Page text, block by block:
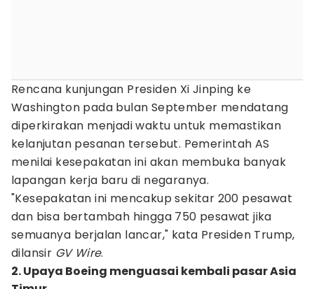
Rencana kunjungan Presiden Xi Jinping ke
Washington pada bulan September mendatang
diperkirakan menjadi waktu untuk memastikan
kelanjutan pesanan tersebut. Pemerintah AS
menilai kesepakatan ini akan membuka banyak
lapangan kerja baru di negaranya.
"Kesepakatan ini mencakup sekitar 200 pesawat
dan bisa bertambah hingga 750 pesawat jika
semuanya berjalan lancar," kata Presiden Trump,
dilansir GV Wire.
2. Upaya Boeing menguasai kembali pasar Asia